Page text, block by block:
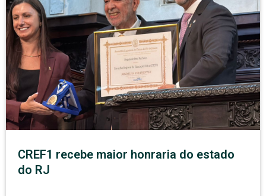
CREF1 recebe maior honraria do estado
do RJ